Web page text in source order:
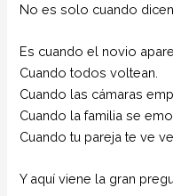
No es solo cuando dicen
Es cuando el novio
Cuando todos voltean.
Cuando las cámaras
Cuando la familia se
Cuando tu pareja te ve
Y aquí viene la gran